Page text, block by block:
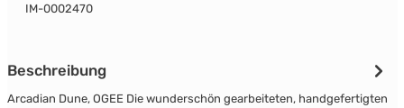
IM-0002470
Beschreibung
Arcadian Dune, OGEE Die wunderschön gearbeiteten, handgefertigten